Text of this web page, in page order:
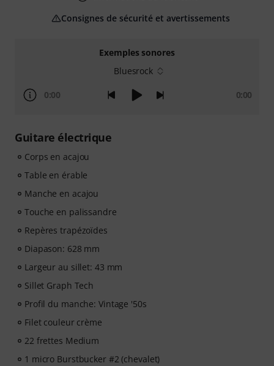
Exemples sonores
Bluesrock
0:00 0:00
Guitare électrique
Corps en acajou
Table en érable
Manche en acajou
Touche en palissandre
Repères trapézoïdes
Diapason: 628 mm
Largeur au sillet: 43 mm
Sillet Graph Tech
Profil du manche: Vintage '50s
Filet couleur crème
22 frettes Medium
1 micro Burstbucker #2 (chevalet)
Consignes de sécurité et avertissements